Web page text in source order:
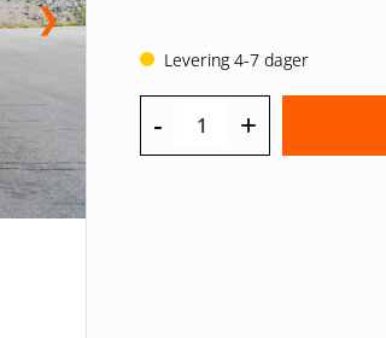
❯
Levering 4-7 dager
- +